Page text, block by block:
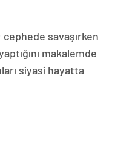
cephede savaşırken
makalemde
siyasi hayatta